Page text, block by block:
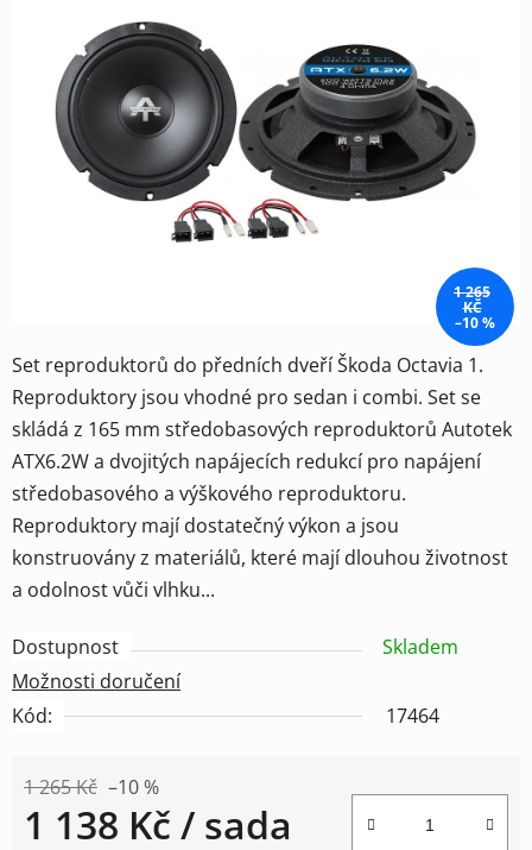
Set reproduktorů do předních dveří Škoda Octavia 1.
Reproduktory jsou vhodné pro sedan i combi. Set se
skládá z 165 mm středobasových reproduktorů Autotek
ATX6.2W a dvojitých napájecích redukcí pro napájení
středobasového a výškového reproduktoru.
Reproduktory mají dostatečný výkon a jsou
konstruovány z materiálů, které mají dlouhou životnost
a odolnost vůči vlhku...
Dostupnost
Skladem
Možnosti doručení
Kód:
17464
1 265 Kč –10 %
1 138 Kč / sada
hvězdiček.
1 265
KČ
–10 %